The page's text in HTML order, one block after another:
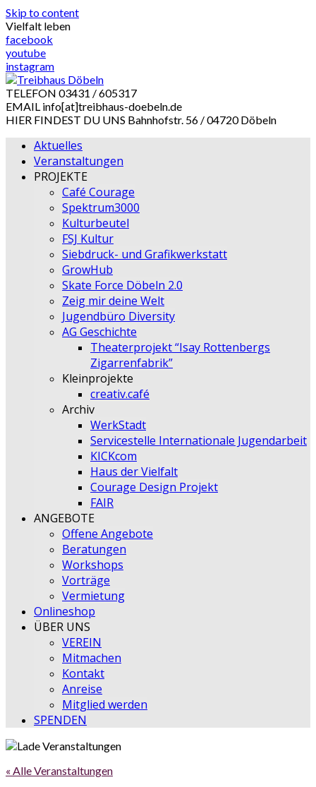
Skip to content
Vielfalt leben
facebook
youtube
instagram
TELEFON 03431 / 605317
EMAIL info[at]treibhaus-doebeln.de
HIER FINDEST DU UNS Bahnhofstr. 56 / 04720 Döbeln
Aktuelles
Veranstaltungen
PROJEKTE
Café Courage
Spektrum3000
Kulturbeutel
FSJ Kultur
Siebdruck- und Grafikwerkstatt
GrowHub
Skate Force Döbeln 2.0
Zeig mir deine Welt
Jugendbüro Diversity
AG Geschichte
Theaterprojekt “Isay Rottenbergs
Zigarrenfabrik”
Kleinprojekte
creativ.café
Archiv
WerkStadt
Servicestelle Internationale Jugendarbeit
KICKcom
Haus der Vielfalt
Courage Design Projekt
FAIR
ANGEBOTE
Offene Angebote
Beratungen
Workshops
Vorträge
Vermietung
Onlineshop
ÜBER UNS
VEREIN
Mitmachen
Kontakt
Anreise
Mitglied werden
SPENDEN
« Alle Veranstaltungen